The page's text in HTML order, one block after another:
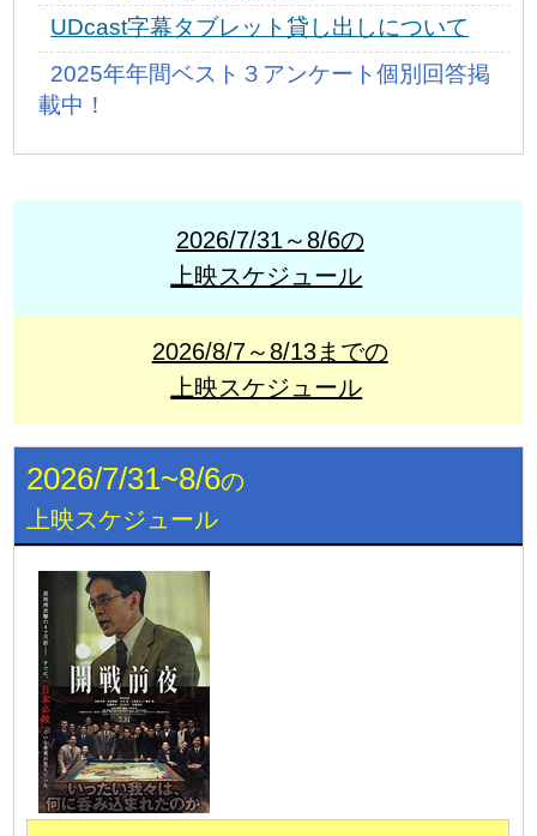
UDcast字幕タブレット貸し出しについて
2025年年間ベスト３アンケート個別回答掲
載中！
2026/7/31～8/6の
上映スケジュール
2026/8/7～8/13までの
上映スケジュール
2026/7/31~8/6の
上映スケジュール